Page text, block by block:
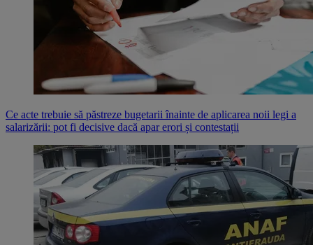
Ce acte trebuie să păstreze bugetarii înainte de aplicarea noii legi a
salarizării: pot fi decisive dacă apar erori și contestații